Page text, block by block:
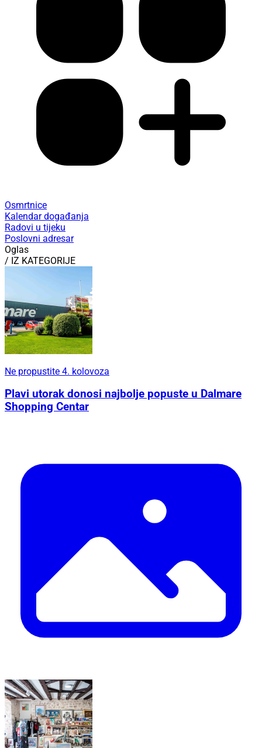
Osmrtnice
Kalendar događanja
Radovi u tijeku
Poslovni adresar
Oglas
/ IZ KATEGORIJE
Ne propustite 4. kolovoza
Plavi utorak donosi najbolje popuste u Dalmare
Shopping Centar